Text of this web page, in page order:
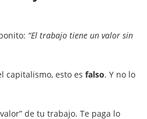
“El trabajo tiene un valor sin
capitalismo, esto es falso. Y no lo
de tu trabajo. Te paga lo